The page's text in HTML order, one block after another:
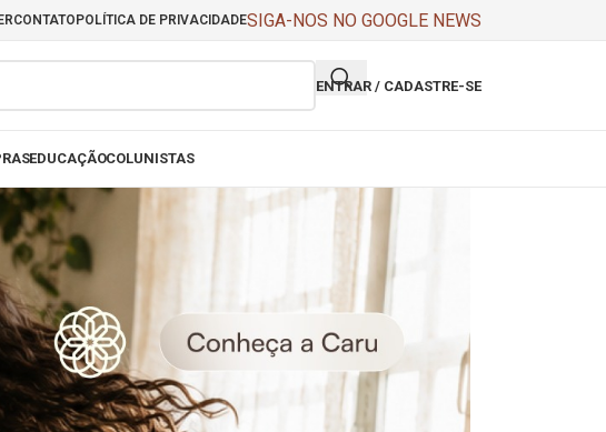
CONTATO POLÍTICA DE PRIVACIDADESIGA-NOS NO GOOGLE NEWS
ENTRAR / CADASTRE-SE
EDUCAÇÃOCOLUNISTAS